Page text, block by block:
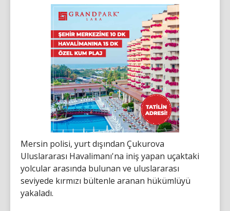
Mersin polisi, yurt dışından Çukurova
Uluslararası Havalimanı'na iniş yapan uçaktaki
yolcular arasında bulunan ve uluslararası
seviyede kırmızı bültenle aranan hükümlüyü
yakaladı.